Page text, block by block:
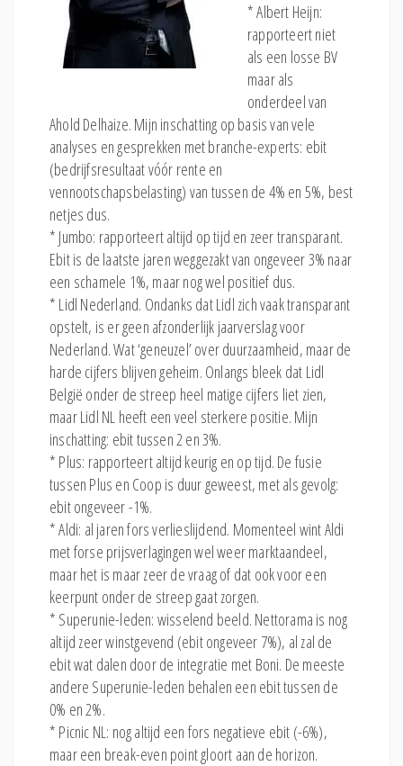
* Albert Heijn:
rapporteert niet
als een losse BV
maar als
onderdeel van
Ahold Delhaize. Mijn inschatting op basis van vele
analyses en gesprekken met branche-experts: ebit
(bedrijfsresultaat vóór rente en
vennootschapsbelasting) van tussen de 4% en 5%, best
netjes dus.
* Jumbo: rapporteert altijd op tijd en zeer transparant.
Ebit is de laatste jaren weggezakt van ongeveer 3% naar
een schamele 1%, maar nog wel positief dus.
* Lidl Nederland. Ondanks dat Lidl zich vaak transparant
opstelt, is er geen afzonderlijk jaarverslag voor
Nederland. Wat ‘geneuzel’ over duurzaamheid, maar de
harde cijfers blijven geheim. Onlangs bleek dat Lidl
België onder de streep heel matige cijfers liet zien,
maar Lidl NL heeft een veel sterkere positie. Mijn
inschatting: ebit tussen 2 en 3%.
* Plus: rapporteert altijd keurig en op tijd. De fusie
tussen Plus en Coop is duur geweest, met als gevolg:
ebit ongeveer -1%.
* Aldi: al jaren fors verlieslijdend. Momenteel wint Aldi
met forse prijsverlagingen wel weer marktaandeel,
maar het is maar zeer de vraag of dat ook voor een
keerpunt onder de streep gaat zorgen.
* Superunie-leden: wisselend beeld. Nettorama is nog
altijd zeer winstgevend (ebit ongeveer 7%), al zal de
ebit wat dalen door de integratie met Boni. De meeste
andere Superunie-leden behalen een ebit tussen de
0% en 2%.
* Picnic NL: nog altijd een fors negatieve ebit (-6%),
maar een break-even point gloort aan de horizon.